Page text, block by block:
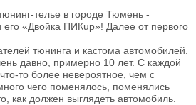
телье в городе Тюмень -
«Двойка ПИКup»! Далее от первого
тюнинга и кастома автомобилей.
давно, примерно 10 лет. С каждой
то более невероятное, чем с
чего поменялось, поменялись
как должен выглядеть автомобиль.